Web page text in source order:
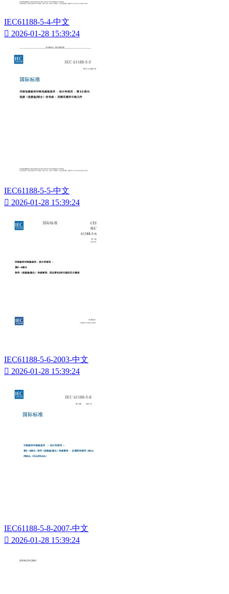
IEC61188-5-4-中文
 2026-01-28 15:39:24
IEC61188-5-5-中文
 2026-01-28 15:39:24
IEC61188-5-6-2003-中文
 2026-01-28 15:39:24
IEC61188-5-8-2007-中文
 2026-01-28 15:39:24